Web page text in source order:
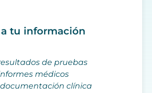
tu información
de pruebas
médicos
clínica